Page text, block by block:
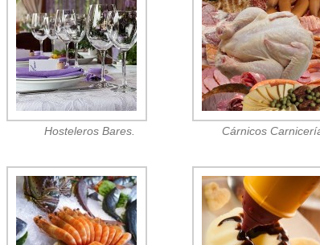
Hosteleros Bares. Cárnicos